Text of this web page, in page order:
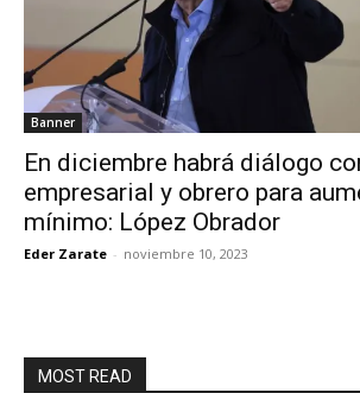
Banner
En diciembre habrá diálogo
empresarial y obrero para
mínimo: López Obrador
Eder Zarate - noviembre 10, 2023
MOST READ